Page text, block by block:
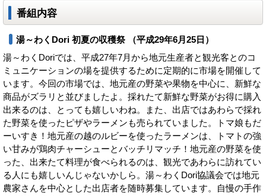
番組内容
湯～わくDori 初夏の収穫祭 （平成29年6月25日）
湯～わくDoriでは、平成27年7月から地元生産者と観光客とのコ
ミュニケーションの場を提供するために定期的に市場を開催して
います。今回の市場では、地元産の野菜や果物を中心に、新鮮な
商品がズラリと並びましたよ。採れたて新鮮な野菜がお得に購入
出来るのは、とっても嬉しいわね。また、出店ではあわらで採れ
た野菜を使ったピザやラーメンも売られていました。トマ娘もだ
ーいすき！地元産の越のルビーを使ったラーメンは、トマトの強
い甘みが鶏肉チャーシューとバッチリマッチ！地元産の野菜を使
った、出来たて料理が食べられるのは、観光であわらに訪れてい
る人にも嬉しいんじゃないかしら。湯～わくDori協議会では地元
農家さんを中心とした出店者を随時募集しています。自慢の手作